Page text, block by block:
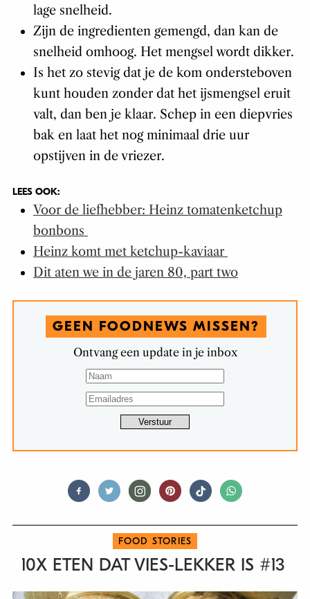
lage snelheid.
Zijn de ingredienten gemengd, dan kan de
snelheid omhoog. Het mengsel wordt dikker.
Is het zo stevig dat je de kom ondersteboven
kunt houden zonder dat het ijsmengsel eruit
valt, dan ben je klaar. Schep in een diepvries
bak en laat het nog minimaal drie uur
opstijven in de vriezer.
LEES OOK:
Voor de liefhebber: Heinz tomatenketchup
bonbons
Heinz komt met ketchup-kaviaar
Dit aten we in de jaren 80, part two
GEEN FOODNEWS MISSEN?
Ontvang een update in je inbox
FOOD STORIES
10X ETEN DAT VIES-LEKKER IS #13